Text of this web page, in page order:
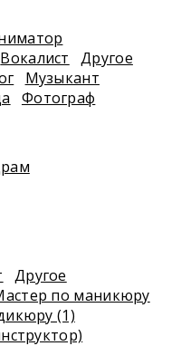
Вокалист
Другое
Музыкант
Фотограф
Другое
по маникюру
(1)